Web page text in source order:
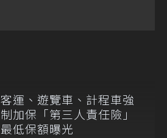
客運、遊覽車、計程車強
制加保「第三人責任險」
最低保額曝光